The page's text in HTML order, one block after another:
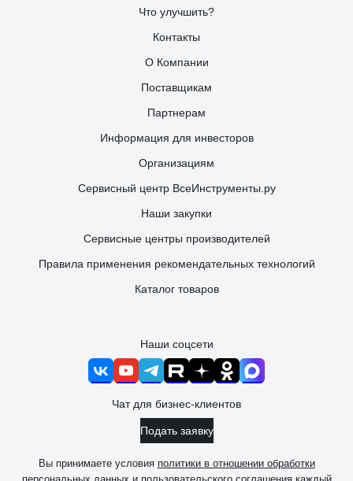
Что улучшить?
Контакты
О Компании
Поставщикам
Партнерам
Информация для инвесторов
Организациям
Сервисный центр ВсеИнструменты.ру
Наши закупки
Сервисные центры производителей
Правила применения рекомендательных технологий
Каталог товаров
Наши соцсети
Чат для бизнес-клиентов
Подать заявку
Вы принимаете условия политики в отношении обработки